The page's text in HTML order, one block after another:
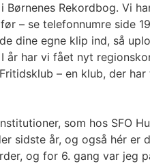
i Børnenes Rekordbog.
– se telefonnumre side
dine egne klip ind, så
har vi fået nyt
– en klub, der
som hos SFO
sidste år, og også hér
og for 6. gang var jeg